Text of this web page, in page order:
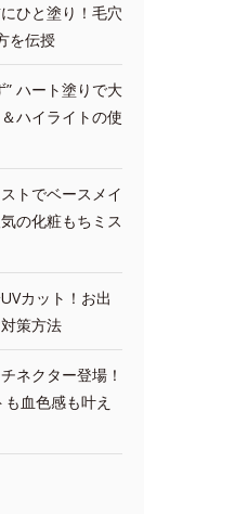
ひと塗り！毛穴
を伝授
” ハート塗りで大
ハイライトの使
トでベースメイ
の化粧もちミス
カット！お出
策方法
ネクター登場！
血色感も叶え